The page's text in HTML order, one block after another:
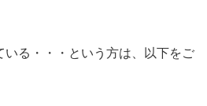
いる・・・という方は、以下をご